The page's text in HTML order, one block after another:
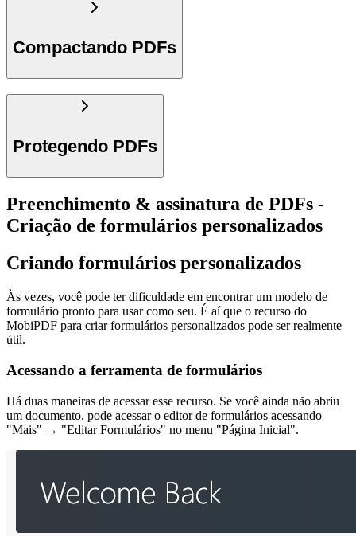
Compactando PDFs
Protegendo PDFs
Preenchimento & assinatura de PDFs -
Criação de formulários personalizados
Criando formulários personalizados
Às vezes, você pode ter dificuldade em encontrar um modelo de
formulário pronto para usar como seu. É aí que o recurso do
MobiPDF para criar formulários personalizados pode ser realmente
útil.
Acessando a ferramenta de formulários
Há duas maneiras de acessar esse recurso. Se você ainda não abriu
um documento, pode acessar o editor de formulários acessando
"Mais" → "Editar Formulários" no menu "Página Inicial".